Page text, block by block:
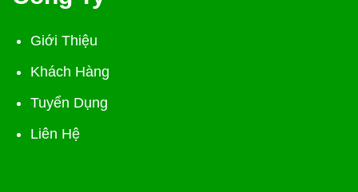
Giới Thiệu
Khách Hàng
Tuyển Dụng
Liên Hệ